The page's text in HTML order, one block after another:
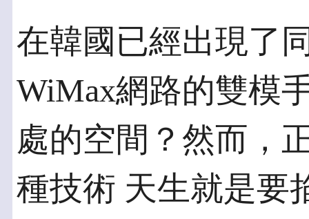
在韓國已經出現了
WiMax網路的雙模
處的空間？然而，
種技術 天生就是要